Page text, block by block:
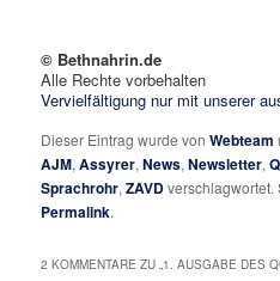
© Bethnahrin.de
Alle Rechte vorbehalten
Vervielfältigung nur mit unserer
Dieser Eintrag wurde vonWebteam
AJM,Assyrer,News,Newsletter,
Sprachrohr,ZAVDverschlagwortet.
Permalink.
2 KOMMENTARE ZU „1. AUSGABE DES